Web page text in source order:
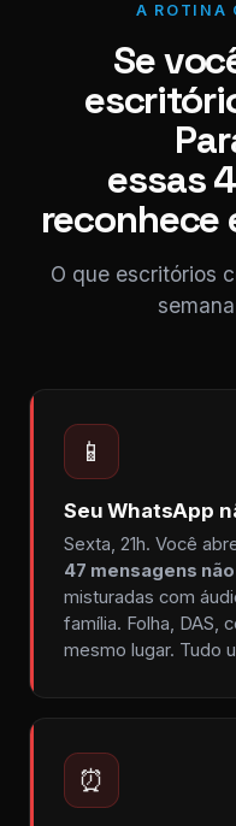
A ROTINA
Se
essas
reconhece
O que escritórios
📱
Seu WhatsApp
Sexta, 21h. Você
47 mensagens
misturadas com
família. Folha, DAS,
mesmo lugar. Tudo
⏰